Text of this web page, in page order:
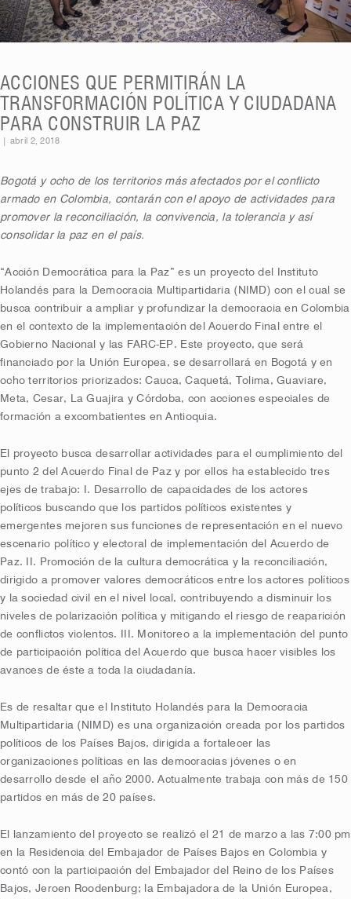
ACCIONES QUE PERMITIRÁN LA
TRANSFORMACIÓN POLÍTICA Y CIUDADANA
PARA CONSTRUIR LA PAZ
abril 2, 2018
Bogotá y ocho de los territorios más afectados por el conflicto
armado en Colombia, contarán con el apoyo de actividades para
promover la reconciliación, la convivencia, la tolerancia y así
consolidar la paz en el país.
“Acción Democrática para la Paz” es un proyecto del Instituto
Holandés para la Democracia Multipartidaria (NIMD) con el cual se
busca contribuir a ampliar y profundizar la democracia en Colombia
en el contexto de la implementación del Acuerdo Final entre el
Gobierno Nacional y las FARC-EP. Este proyecto, que será
financiado por la Unión Europea, se desarrollará en Bogotá y en
ocho territorios priorizados: Cauca, Caquetá, Tolima, Guaviare,
Meta, Cesar, La Guajira y Córdoba, con acciones especiales de
formación a excombatientes en Antioquia.
El proyecto busca desarrollar actividades para el cumplimiento del
punto 2 del Acuerdo Final de Paz y por ellos ha establecido tres
ejes de trabajo: I. Desarrollo de capacidades de los actores
políticos buscando que los partidos políticos existentes y
emergentes mejoren sus funciones de representación en el nuevo
escenario político y electoral de implementación del Acuerdo de
Paz. II. Promoción de la cultura democrática y la reconciliación,
dirigido a promover valores democráticos entre los actores políticos
y la sociedad civil en el nivel local, contribuyendo a disminuir los
niveles de polarización política y mitigando el riesgo de reaparición
de conflictos violentos. III. Monitoreo a la implementación del punto
de participación política del Acuerdo que busca hacer visibles los
avances de éste a toda la ciudadanía.
Es de resaltar que el Instituto Holandés para la Democracia
Multipartidaria (NIMD) es una organización creada por los partidos
políticos de los Países Bajos, dirigida a fortalecer las
organizaciones políticas en las democracias jóvenes o en
desarrollo desde el año 2000. Actualmente trabaja con más de 150
partidos en más de 20 países.
El lanzamiento del proyecto se realizó el 21 de marzo a las 7:00 pm
en la Residencia del Embajador de Países Bajos en Colombia y
contó con la participación del Embajador del Reino de los Países
Bajos, Jeroen Roodenburg; la Embajadora de la Unión Europea,